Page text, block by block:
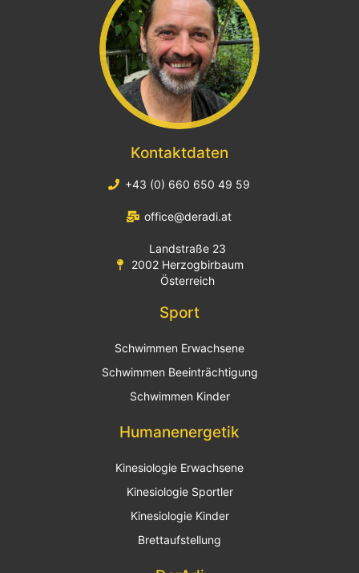
Kontaktdaten
+43 (0) 660 650 49 59
office@deradi.at
Landstraße 23
2002 Herzogbirbaum
Österreich
Sport
Schwimmen Erwachsene
Schwimmen Beeinträchtigung
Schwimmen Kinder
Humanenergetik
Kinesiologie Erwachsene
Kinesiologie Sportler
Kinesiologie Kinder
Brettaufstellung